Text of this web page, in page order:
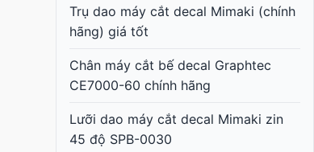
Trụ dao máy cắt decal Mimaki (chính
hãng) giá tốt
Chân máy cắt bế decal Graphtec
CE7000-60 chính hãng
Lưỡi dao máy cắt decal Mimaki zin
45 độ SPB-0030